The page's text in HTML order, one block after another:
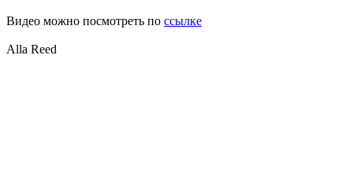
Видео можно посмотреть по ссылке
Alla Reed